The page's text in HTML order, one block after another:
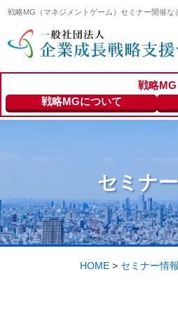
CLOSE
支援センタ
について
登録専門家
ご紹介
戦略MG（マネジメントゲーム）セミナー開催な
戦略MG
戦略MGについて
セミナ
HOME> セミナー情報